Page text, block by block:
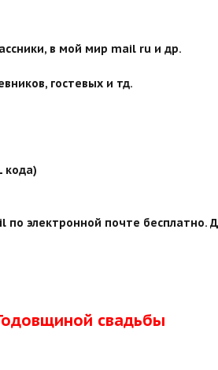
в мой мир mail ru и др.
гостевых и тд.
кода)
электронной почте бесплатно.
свадьбы